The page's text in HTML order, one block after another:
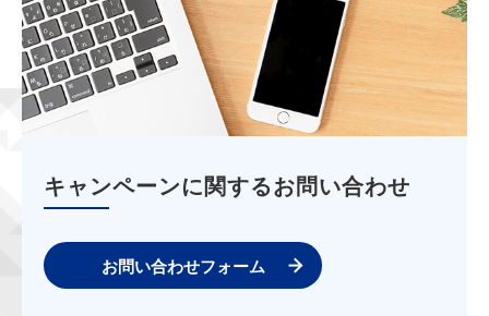
キャンペーンに関するお問い合わせ
お問い合わせフォーム